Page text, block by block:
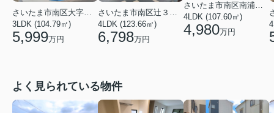
さいたま市南区大字太田窪
3LDK (104.79㎡)
5,999万円
さいたま市南区辻３丁目
4LDK (123.66㎡)
6,798万円
さいたま市南区南浦和４丁目
4LDK (107.60㎡)
4,980万円
よく見られている物件